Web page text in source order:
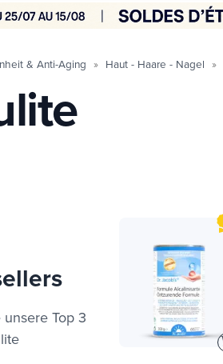
& Anti-Aging Haut - Haare - Nagel
Top 3